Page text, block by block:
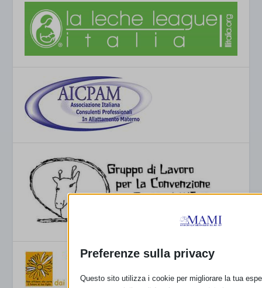
Preferenze sulla privacy
Questo sito utilizza i cookie per migliorare la tua